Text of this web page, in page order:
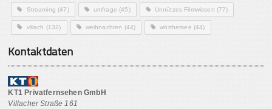
Streaming (47) umfrage (45) Unnützes Filmwissen (77)
villach (132) weihnachten (44) wörthersee (44)
Kontaktdaten
KT1 Privatfernsehen GmbH
Villacher Straße 161